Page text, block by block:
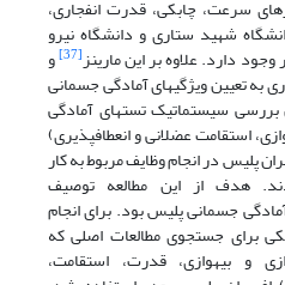
سرعت، چابکی، قدرت انفجاری،
شهید ستاری و دانشگاه نیرو
دارد. علاوه بر این مارینز[37] و
مروری به تعیین ویژگی­های آمادگی جسمانی
سیستماتیک تست­های آمادگی
استقامت عضلانی و انعطاف­پذیری)
پلیس در انجام وظایف مربوط به کار
هدف از این مطالعه توصیف
جسمانی پلیس بود. برای انجام
الکترونیکی برای جستجوی مطالعات اصلی که
و بی­هوازی، قدرت، استقامت،